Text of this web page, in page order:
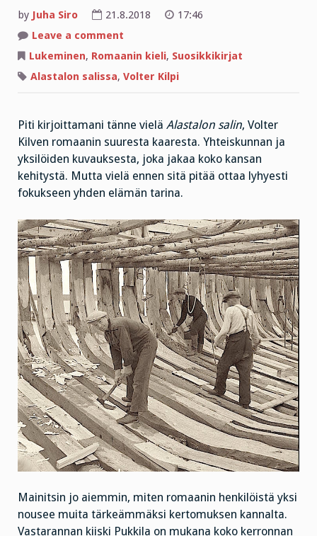
by Juha Siro 21.8.2018
17:46
Leave a comment
pojanpoikana
vaikka
minulla
paksulti
haahkalla
höyhentä”
Lukeminen, Romaanin kieli, Suosikkikirjat
Alastalon salissa, Volter Kilpi
Piti kirjoittamani tänne vielä Alastalon salin, Volter
Kilven romaanin suuresta kaaresta. Yhteiskunnan ja
yksilöiden kuvauksesta, joka jakaa koko kansan
kehitystä. Mutta vielä ennen sitä pitää ottaa lyhyesti
fokukseen yhden elämän tarina.
Mainitsin jo aiemmin, miten romaanin henkilöistä yksi
nousee muita tärkeämmäksi kertomuksen kannalta.
Vastarannan kiiski Pukkila on mukana koko kerronnan